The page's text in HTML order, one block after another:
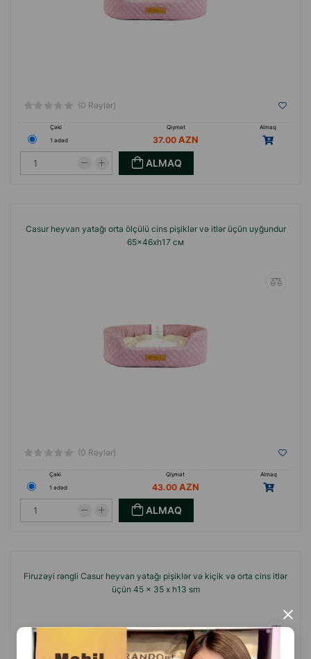
×
(0 Rəylər)
Çəki Qiymət
Almaq
1 ədəd
37.00
ALMAQ
Casur heyvan yatağı orta ölçülü cins pişiklər və itlər üçün uyğundur
65x46xh17 см
(0 Rəylər)
Çəki Qiymət
Almaq
1 ədəd
43.00
ALMAQ
Firuzəyi rəngli Casur heyvan yatağı pişiklər və kiçik və orta cins itlər
üçün 45 x 35 x h13 sm